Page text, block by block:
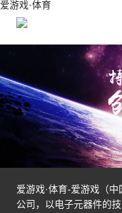
爱游戏·体育
爱游戏·体育-爱游戏（
公司，以电子元器件的